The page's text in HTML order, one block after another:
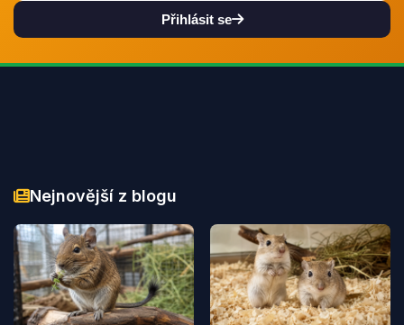
Přihlásit se
Nejnovější z blogu